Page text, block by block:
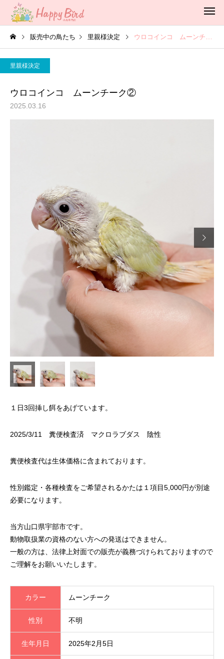
販売中の鳥たち 里親様決定 ウロコインコ ムーンチーク②
里親様決定
ウロコインコ ムーンチーク②
2025.03.16

１日3回挿し餌をあげています。
2025/3/11 糞便検査済 マクロラブダス 陰性
糞便検査代は生体価格に含まれております。
性別鑑定・各種検査をご希望されるかたは１項目5,000円が別途
必要になります。
当方山口県宇部市です。
動物取扱業の資格のない方への発送はできません。
一般の方は、法律上対面での販売が義務づけられておりますので
ご理解をお願いいたします。
カラー ムーンチーク
性別 不明
生年月日 2025年2月5日